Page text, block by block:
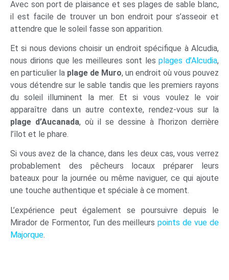
Avec son port de plaisance et ses plages de sable blanc,
il est facile de trouver un bon endroit pour s’asseoir et
attendre que le soleil fasse son apparition.
Et si nous devions choisir un endroit spécifique à Alcudia,
nous dirions que les meilleures sont lesplages d’Alcudia,
en particulier la plage de Muro, un endroit où vous pouvez
vous détendre sur le sable tandis que les premiers rayons
du soleil illuminent la mer. Et si vous voulez le voir
apparaître dans un autre contexte, rendez-vous sur la
plage d’Aucanada, où il se dessine à l’horizon derrière
l’îlot et le phare.
Si vous avez de la chance, dans les deux cas, vous verrez
probablement des pêcheurs locaux préparer leurs
bateaux pour la journée ou même naviguer, ce qui ajoute
une touche authentique et spéciale à ce moment.
L’expérience peut également se poursuivre depuis le
Mirador de Formentor, l’un des meilleurspoints de vue de
Majorque.